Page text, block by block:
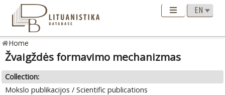
Home
Žvaigždės formavimo mechanizmas
Collection:
Mokslo publikacijos / Scientific publications